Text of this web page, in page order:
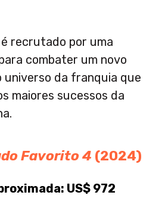
recrutado por uma
combater um novo
universo da franquia que
maiores sucessos da
Favorito4 (2024)
US$ 972